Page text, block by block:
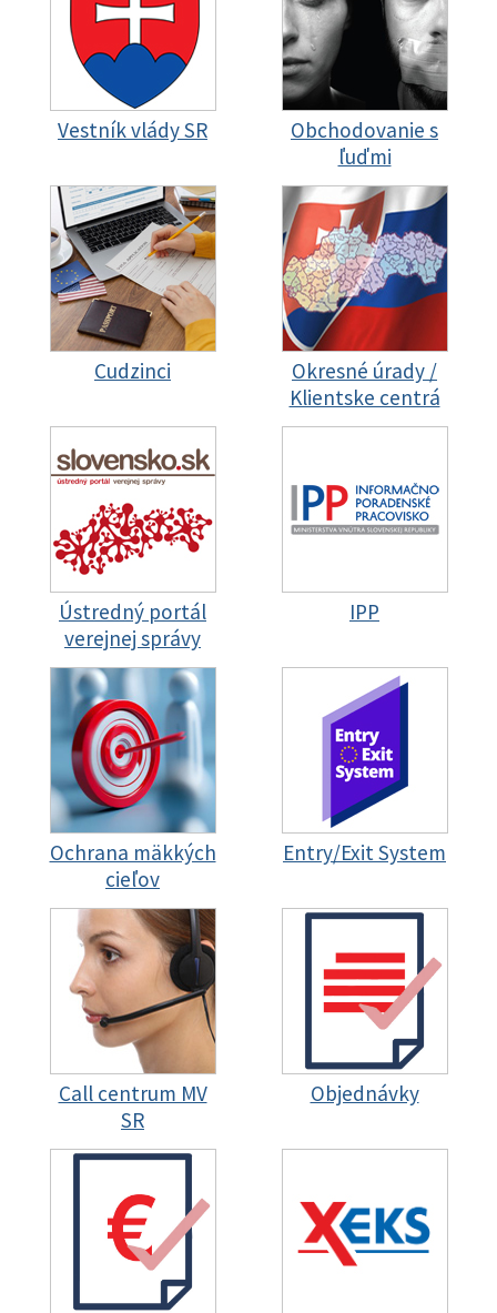
Vestník vlády SR
Obchodovanie s
ľuďmi
Cudzinci
Okresné úrady /
Klientske centrá
Ústredný portál
verejnej správy
IPP
Ochrana mäkkých
cieľov
Entry/Exit System
Call centrum MV
SR
Objednávky